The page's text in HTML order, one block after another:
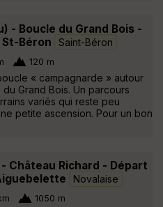
- Boucle du Grand Bois -
Béron
Saint-Béron
120 m
« campagnarde » autour
Grand Bois. Un parcours
variés qui reste peu
petite ascension. Pour un bon
Château Richard - Départ
Novalaise
1050 m